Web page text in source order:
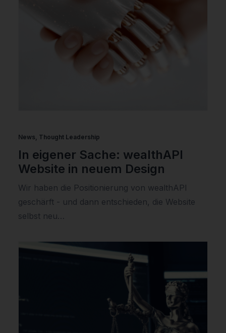
News, Thought Leadership
In eigener Sache: wealthAPI
Website in neuem Design
Wir haben die Positionierung von wealthAPI
geschärft - und dann entschieden, die Website
selbst neu…